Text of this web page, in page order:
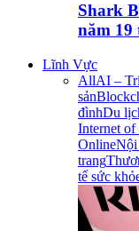
Shark
năm
Lĩnh Vực
AllAI –
sản
đìnhDu
Internet of
OnlineNội
trang
tế sức